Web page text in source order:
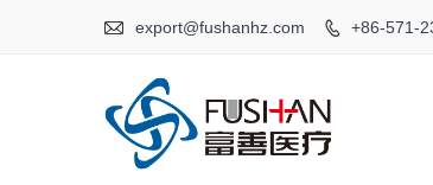
 export@fushanhz.com  +86-571-